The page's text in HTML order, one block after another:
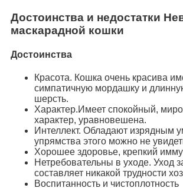
Достоинства и недостатки
маскарадной кошки
Достоинства
Красота. Кошка очень красива
симпатичную мордашку и
шерсть.
Характер.Имеет спокойный,
характер, уравновешена.
Интеллект. Обладают изрядным
упрямства этого можно не
Хорошее здоровье, крепкий
Нетребовательны в уходе. Уход
составляет никакой трудности
Воспитанность и чистоплотность